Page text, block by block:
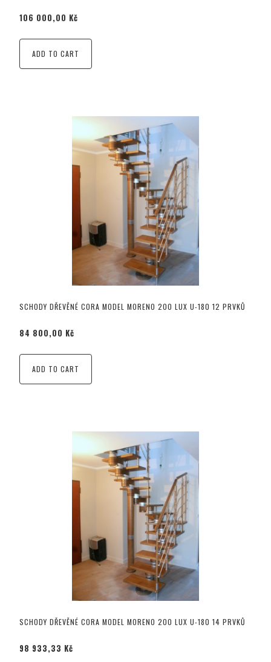
106 000,00 Kč
ADD TO CART
SCHODY DŘEVĚNÉ CORA MODEL MORENO 200 LUX U-180 12 PRVKŮ
84 800,00 Kč
ADD TO CART
SCHODY DŘEVĚNÉ CORA MODEL MORENO 200 LUX U-180 14 PRVKŮ
98 933,33 Kč